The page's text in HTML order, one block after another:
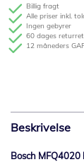
Billig fragt
Alle priser inkl.
Ingen gebyrer
60 dages returret
12 måneders
Beskrivelse
Bosch